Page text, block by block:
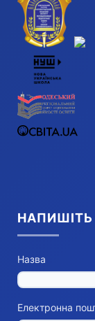
Назва
Електронна